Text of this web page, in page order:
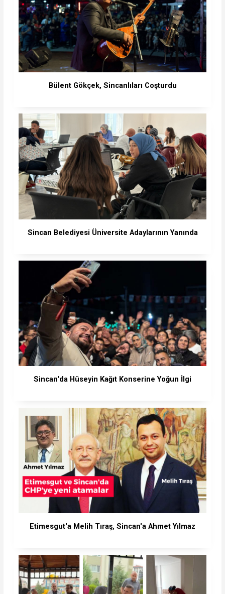
Bülent Gökçek, Sincanlıları Coşturdu
Sincan Belediyesi Üniversite Adaylarının Yanında
Sincan'da Hüseyin Kağıt Konserine Yoğun İlgi
Etimesgut'a Melih Tıraş, Sincan'a Ahmet Yılmaz